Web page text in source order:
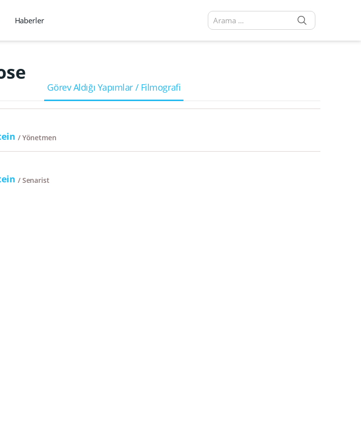
Haberler
Arama sonuçları:
Görev Aldığı Yapımlar / Filmografi
Yönetmen
Senarist